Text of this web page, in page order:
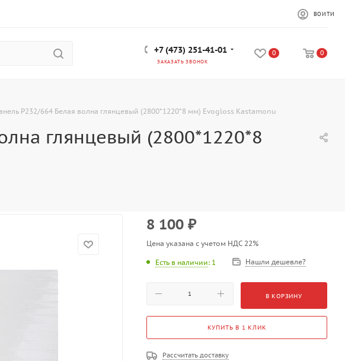
ВОЙТИ
+7 (473) 251-41-01
ЗАКАЗАТЬ ЗВОНОК
0 0
P232/664 Белая волна глянцевый (2800*1220*8 мм) Evogloss Kastamonu
глянцевый (2800*1220*8
8 100 ₽
Цена указана с учетом НДС 22%
Есть в наличии: 1 Нашли дешевле?
В КОРЗИНУ
КУПИТЬ В 1 КЛИК
Рассчитать доставку